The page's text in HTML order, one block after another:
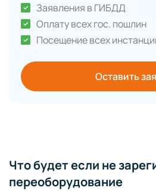
Заявления в ГИБДД
Оплату всех гос. пошлин
Посещение всех
Оставить
Что будет если не
переоборудование